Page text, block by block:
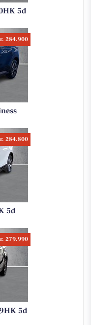
5d
284.900
284.800
5d
279.990
5d